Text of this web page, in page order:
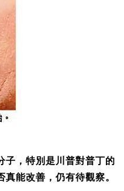
子，特別是川普對普丁的
能改善，仍有待觀察。